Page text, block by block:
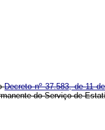
Decreto nº 37.583, de 11
do Serviço de